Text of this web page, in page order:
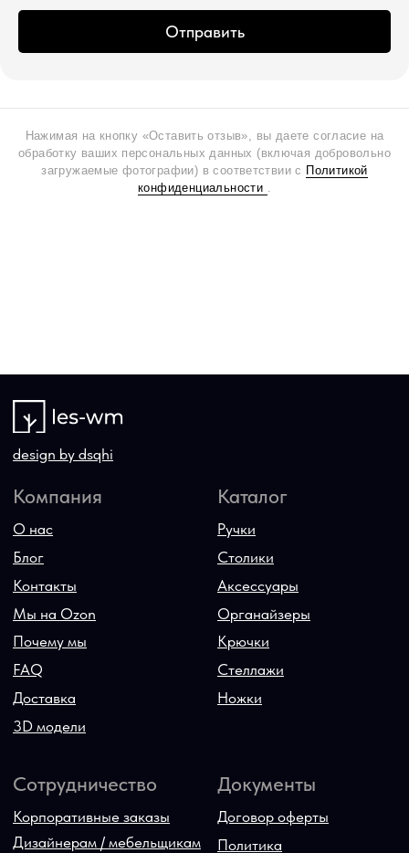
Отправить
Нажимая на кнопку «Оставить отзыв», вы даете согласие на
обработку ваших персональных данных (включая добровольно
загружаемые фотографии) в соответствии с Политикой
конфиденциальности .